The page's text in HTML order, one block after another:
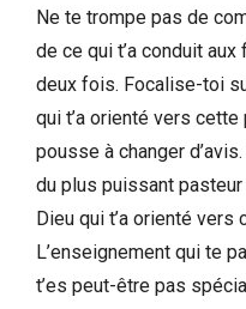
Ne te trompe pas de
de ce qui t’a conduit
deux fois. Focalise-toi
qui t’a orienté vers
pousse à changer
du plus puissant
Dieu qui t’a orienté vers
L’enseignement qui te
t’es peut-être pas